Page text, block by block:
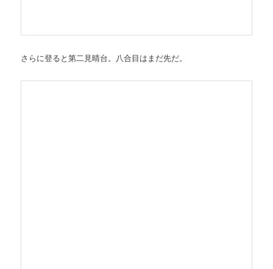
さらに登ると第二見晴台。八合目はまだ先だ。